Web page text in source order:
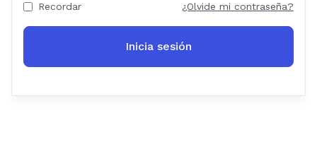
Recordar ¿Olvide mi contraseña?